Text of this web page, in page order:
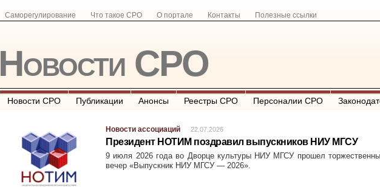
Саморегулирование Что такое СРО О портале Контакты Полезные ссылки
Новости СРО
Новости СРО Публикации Анонсы Реестры СРО Персоналии СРО
Новости ассоциаций 22.07.2026
Президент НОТИМ поздравил выпускников НИУ МГСУ
9 июля 2026 года во Дворце культуры НИУ МГСУ прошел
вечер «Выпускник НИУ МГСУ — 2026».